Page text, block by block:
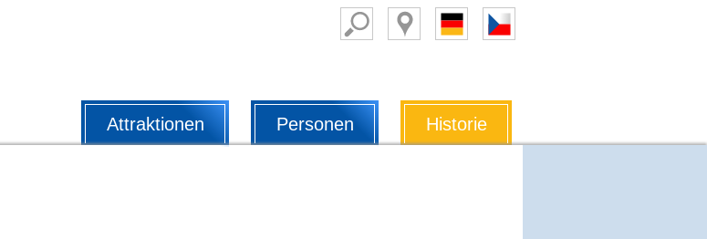
Attraktionen Personen Historie